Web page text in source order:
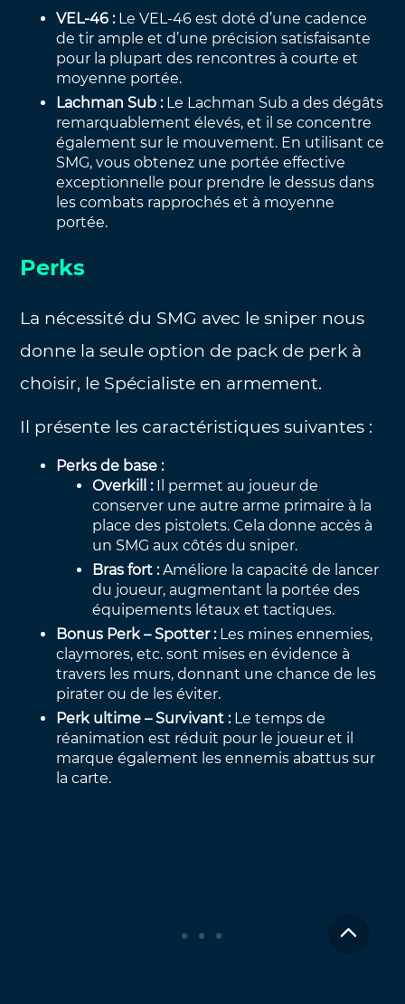
VEL-46 :Le VEL-46 est doté d’une cadence
de tir ample et d’une précision satisfaisante
pour la plupart des rencontres à courte et
moyenne portée.
Lachman Sub : Le Lachman Sub a des dégâts
remarquablement élevés, et il se concentre
également sur le mouvement. En utilisant ce
SMG, vous obtenez une portée effective
exceptionnelle pour prendre le dessus dans
les combats rapprochés et à moyenne
portée.
Perks
La nécessité du SMG avec le sniper nous
donne la seule option de pack de perk à
choisir, le Spécialiste en armement.
Il présente les caractéristiques suivantes :
Perks de base :
Overkill :Il permet au joueur de
conserver une autre arme primaire à la
place des pistolets. Cela donne accès à
un SMG aux côtés du sniper.
Bras fort :Améliore la capacité de lancer
du joueur, augmentant la portée des
équipements létaux et tactiques.
Bonus Perk – Spotter : Les mines ennemies,
claymores, etc. sont mises en évidence à
travers les murs, donnant une chance de les
pirater ou de les éviter.
Perk ultime – Survivant :Le temps de
réanimation est réduit pour le joueur et il
marque également les ennemis abattus sur
la carte.